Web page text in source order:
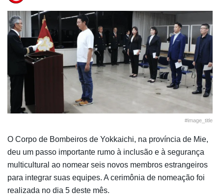
#image_title
O Corpo de Bombeiros de Yokkaichi, na província de Mie,
deu um passo importante rumo à inclusão e à segurança
multicultural ao nomear seis novos membros estrangeiros
para integrar suas equipes. A cerimônia de nomeação foi
realizada no dia 5 deste mês.